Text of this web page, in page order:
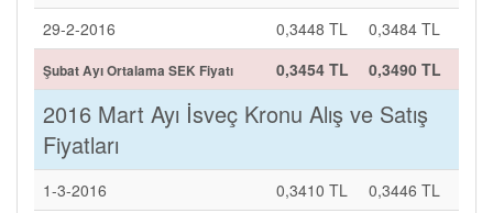
29-2-2016
0,3448 TL 0,3484 TL
Şubat Ayı Ortalama SEK Fiyatı 0,3454 TL 0,3490 TL
2016 Mart Ayı İsveç Kronu Alış ve Satış
Fiyatları
1-3-2016 0,3410 TL
0,3446 TL